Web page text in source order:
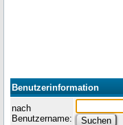
Benutzerinformation
nach
Benutzername: